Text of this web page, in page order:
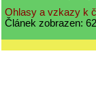
Ohlasy a vzkazy k
Článek zobrazen: